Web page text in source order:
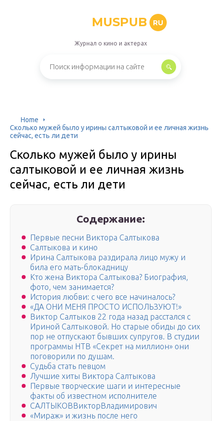
MUSPUB RU
Журнал о кино и актерах
Home
Сколько мужей было у ирины салтыковой и ее личная жизнь
сейчас, есть ли дети
Сколько мужей было у ирины
салтыковой и ее личная жизнь
сейчас, есть ли дети
Содержание:
Первые песни Виктора Салтыкова
Салтыкова и кино
Ирина Салтыкова раздирала лицо мужу и
била его мать-блокадницу
Кто жена Виктора Салтыкова? Биография,
фото, чем занимается?
История любви: с чего все начиналось?
«ДА ОНИ МЕНЯ ПРОСТО ИСПОЛЬЗУЮТ!»
Виктор Салтыков 22 года назад расстался с
Ириной Салтыковой. Но старые обиды до сих
пор не отпускают бывших супругов. В студии
программы НТВ «Секрет на миллион» они
поговорили по душам.
Судьба стать певцом
Лучшие хиты Виктора Салтыкова
Первые творческие шаги и интересные
факты об известном исполнителе
САЛТЫКОВВикторВладимирович
«Мираж» и жизнь после него